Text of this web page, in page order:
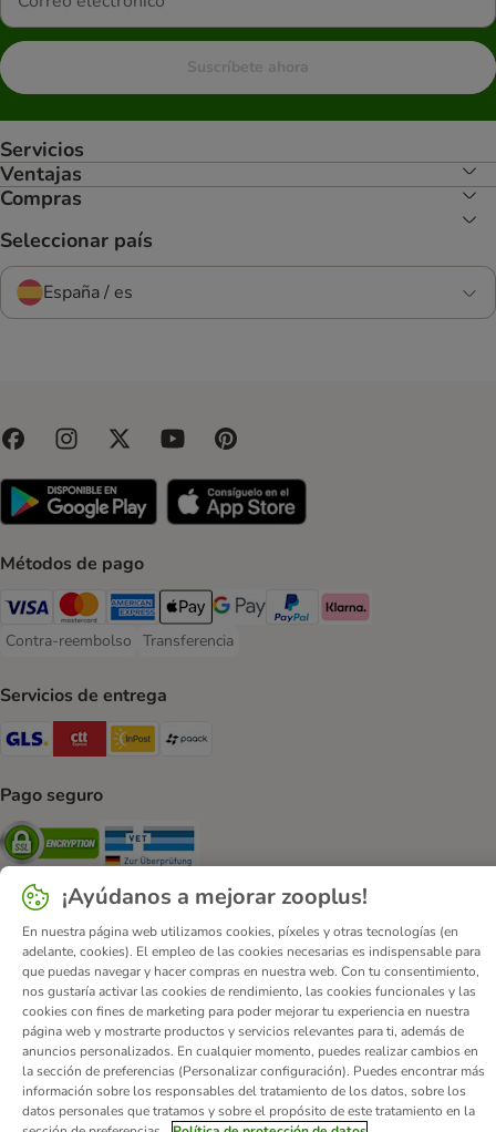
Suscríbete ahora
Servicios
Ventajas
Compras
Seleccionar país
España / es
Métodos de pago
Visa Payment Method
Mastercard Payment Method
American Express Payment Method
Apple Pay Payment Method
Google Pay Payment Method
PayPal Payment Method
Klarna Payment Method
Contra-reembolso
Contra-reembolso Payment Method
Transferencia
Transferencia Payment Method
Servicios de entrega
GLS Shipping Method
CTTExpress Shipping Method
InPost Shipping Method
Pago seguro
Security
Quiénes somos Empleo Corporate Website
Aviso Legal
Condiciones comerciales generales
DSA
Formulario de desistimiento
Contacto
Gastos de envío y plazo de entrega
Formas de pago
Programa de afiliación
Protección de datos
¡Ayúdanos a mejorar zooplus!
En nuestra página web utilizamos cookies, píxeles y otras tecnologías (en
adelante, cookies). El empleo de las cookies necesarias es indispensable para
que puedas navegar y hacer compras en nuestra web. Con tu consentimiento,
nos gustaría activar las cookies de rendimiento, las cookies funcionales y las
cookies con fines de marketing para poder mejorar tu experiencia en nuestra
página web y mostrarte productos y servicios relevantes para ti, además de
anuncios personalizados. En cualquier momento, puedes realizar cambios en
la sección de preferencias (Personalizar configuración). Puedes encontrar más
información sobre los responsables del tratamiento de los datos, sobre los
datos personales que tratamos y sobre el propósito de este tratamiento en la